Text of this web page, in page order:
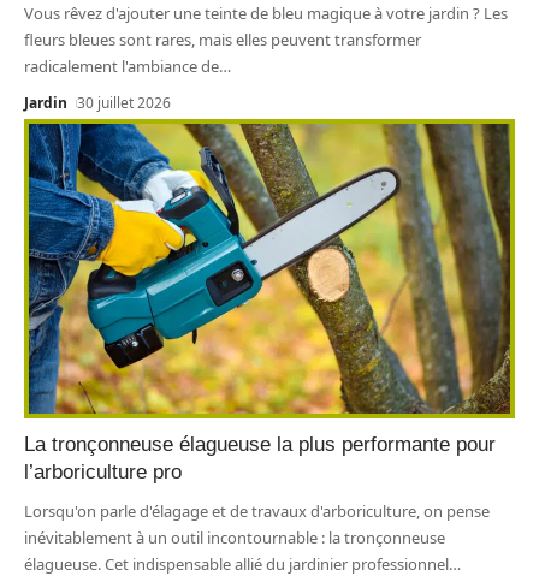
Vous rêvez d'ajouter une teinte de bleu magique à votre jardin ? Les
fleurs bleues sont rares, mais elles peuvent transformer
radicalement l'ambiance de…
Jardin 30 juillet 2026
La tronçonneuse élagueuse la plus performante pour
l’arboriculture pro
Lorsqu'on parle d'élagage et de travaux d'arboriculture, on pense
inévitablement à un outil incontournable : la tronçonneuse
élagueuse. Cet indispensable allié du jardinier professionnel…